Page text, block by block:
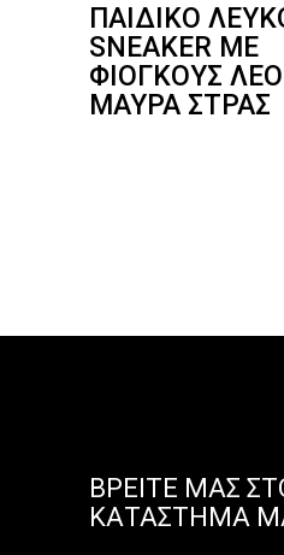
ΠΑΙΔΙΚΌ
SNEAKER ΜΕ
ΦΙΌΓΚΟΥΣ
ΜΑΎΡΑ ΣΤΡΑΣ
ΒΡΕΊΤΕ ΜΑΣ
ΚΑΤΆΣΤΗΜΑ